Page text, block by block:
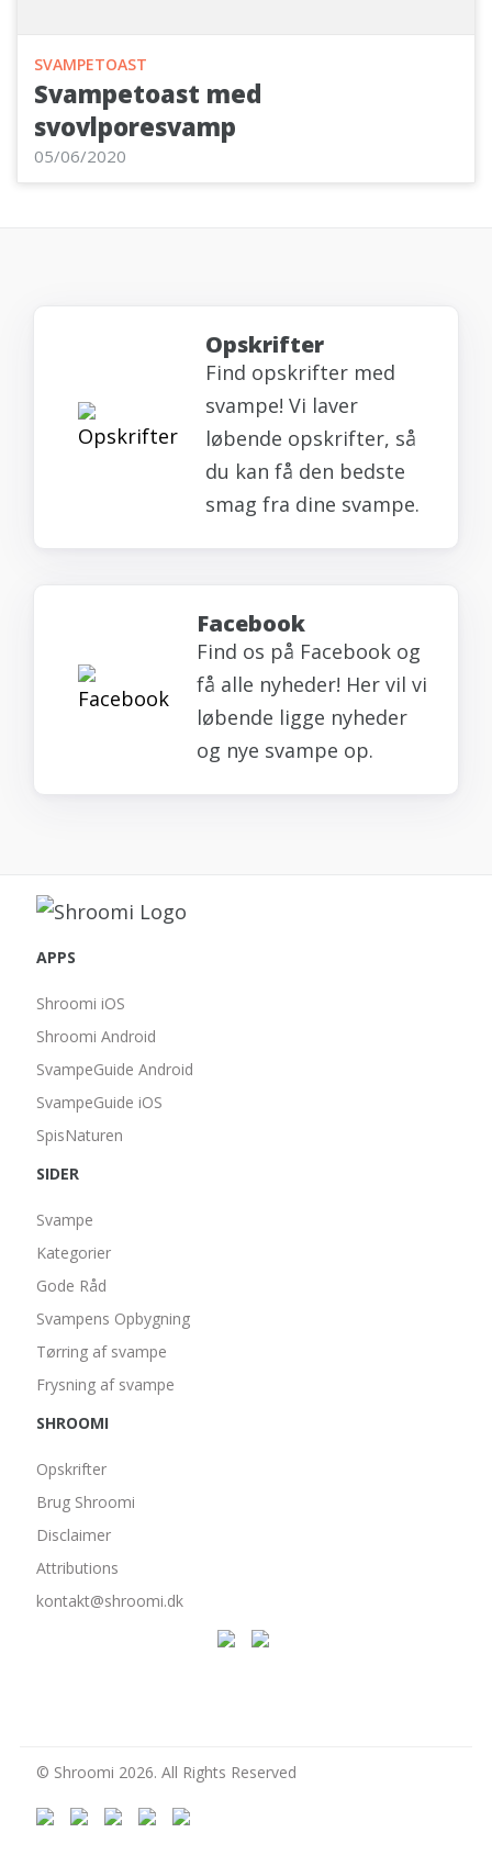
SVAMPETOAST
Svampetoast med
svovlporesvamp
05/06/2020
Opskrifter
Find opskrifter med
svampe! Vi laver
løbende opskrifter, så
du kan få den bedste
smag fra dine svampe.
Facebook
Find os på Facebook og
få alle nyheder! Her vil vi
løbende ligge nyheder
og nye svampe op.
APPS
Shroomi iOS
Shroomi Android
SvampeGuide Android
SvampeGuide iOS
SpisNaturen
SIDER
Svampe
Kategorier
Gode Råd
Svampens Opbygning
Tørring af svampe
Frysning af svampe
SHROOMI
Opskrifter
Brug Shroomi
Disclaimer
Attributions
kontakt@shroomi.dk
© Shroomi 2026. All Rights Reserved